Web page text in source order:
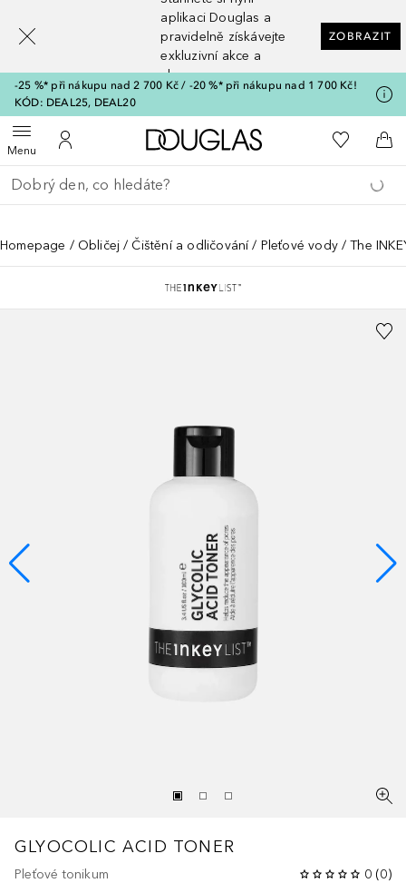
aplikaci Douglas a
pravidelně získávejte
exkluzivní akce a
slevy
ZOBRAZIT
-25 %* při nákupu nad 2 700 Kč / -20 %* při nákupu nad 1 700 Kč!
KÓD: DEAL25, DEAL20
MenuOtevřít menuK mému účtu
Domů K mému
Do
Vraťte se
Proveďte vyhledávání
Homepage Obličej Čištění a odličování Pleťové vody The
GLYOCOLIC ACID TONER
Pleťové tonikum 0 (0)
[navigation.slideout.screenreader]